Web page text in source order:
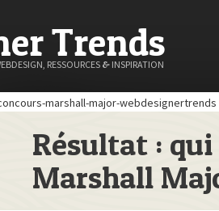
Trends
RESSOURCES & INSPIRATION
Résultat : qui
Marshall